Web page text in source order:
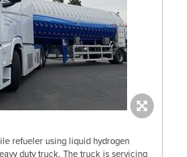
refueler using liquid hydrogen
duty truck. The truck is servicing